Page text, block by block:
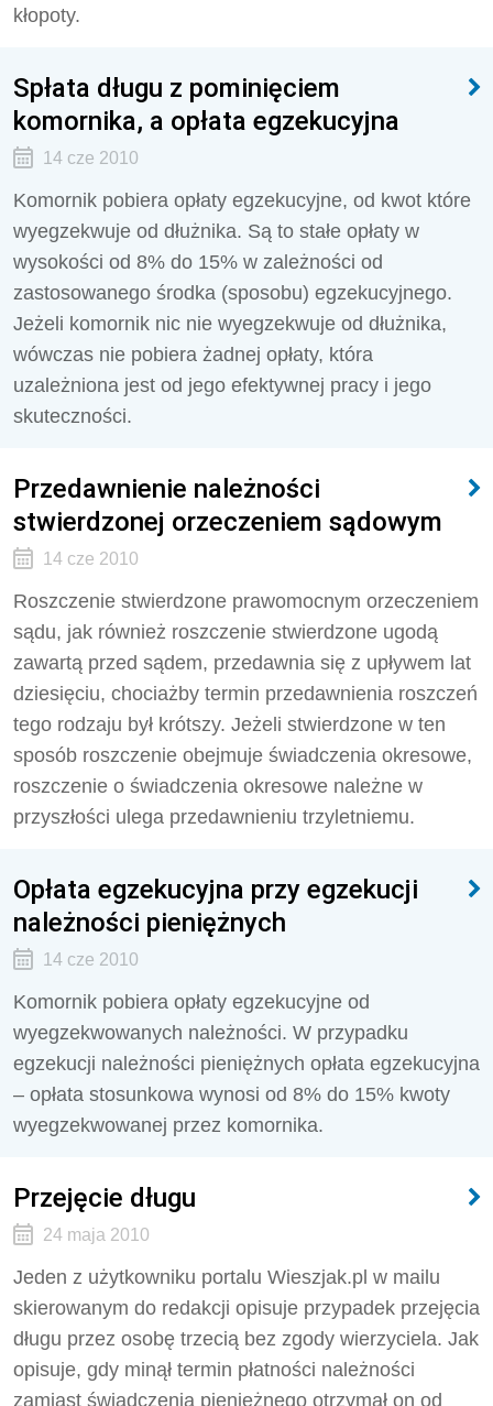
kłopoty.
Spłata długu z pominięciem
komornika, a opłata egzekucyjna
14 cze 2010
Komornik pobiera opłaty egzekucyjne, od kwot które
wyegzekwuje od dłużnika. Są to stałe opłaty w
wysokości od 8% do 15% w zależności od
zastosowanego środka (sposobu) egzekucyjnego.
Jeżeli komornik nic nie wyegzekwuje od dłużnika,
wówczas nie pobiera żadnej opłaty, która
uzależniona jest od jego efektywnej pracy i jego
skuteczności.
Przedawnienie należności
stwierdzonej orzeczeniem sądowym
14 cze 2010
Roszczenie stwierdzone prawomocnym orzeczeniem
sądu, jak również roszczenie stwierdzone ugodą
zawartą przed sądem, przedawnia się z upływem lat
dziesięciu, chociażby termin przedawnienia roszczeń
tego rodzaju był krótszy. Jeżeli stwierdzone w ten
sposób roszczenie obejmuje świadczenia okresowe,
roszczenie o świadczenia okresowe należne w
przyszłości ulega przedawnieniu trzyletniemu.
Opłata egzekucyjna przy egzekucji
należności pieniężnych
14 cze 2010
Komornik pobiera opłaty egzekucyjne od
wyegzekwowanych należności. W przypadku
egzekucji należności pieniężnych opłata egzekucyjna
– opłata stosunkowa wynosi od 8% do 15% kwoty
wyegzekwowanej przez komornika.
Przejęcie długu
24 maja 2010
Jeden z użytkowniku portalu Wieszjak.pl w mailu
skierowanym do redakcji opisuje przypadek przejęcia
długu przez osobę trzecią bez zgody wierzyciela. Jak
opisuje, gdy minął termin płatności należności
zamiast świadczenia pieniężnego otrzymał on od